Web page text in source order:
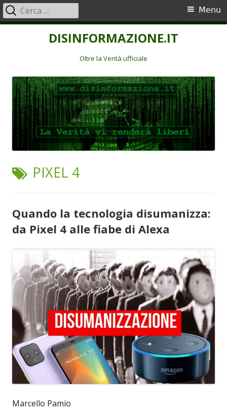
DISINFORMAZIONE.IT
Oltre la Verità ufficiale
Menu
principale
Menu
Ricerca
per:
TAG:
PIXEL 4
Quando la tecnologia disumanizza:
da Pixel 4 alle fiabe di Alexa
Marcello Pamio